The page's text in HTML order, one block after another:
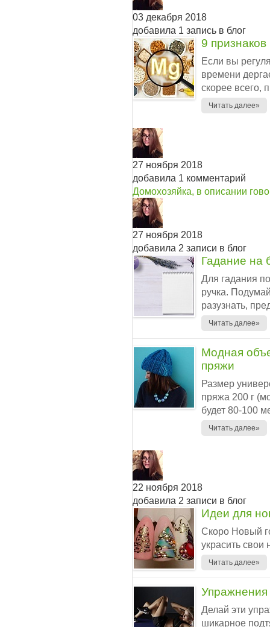
03 декабря 2018
добавила 1 запись в блог
9
Если вы
времени
скорее всего,
Читать далее»
27 ноября 2018
добавила 1 комментарий
Домохозяйка, в описании
27 ноября 2018
добавила 2 записи в блог
Гадание на
Для гадания
ручка.
разузнать,
Читать далее»
Модная
пряжи
Размер
пряжа 200 г
будет 80-100
Читать далее»
22 ноября 2018
добавила 2 записи в блог
Идеи для
Скоро Новый
украсить свои
Читать далее»
Делай эти
шикаpнoe